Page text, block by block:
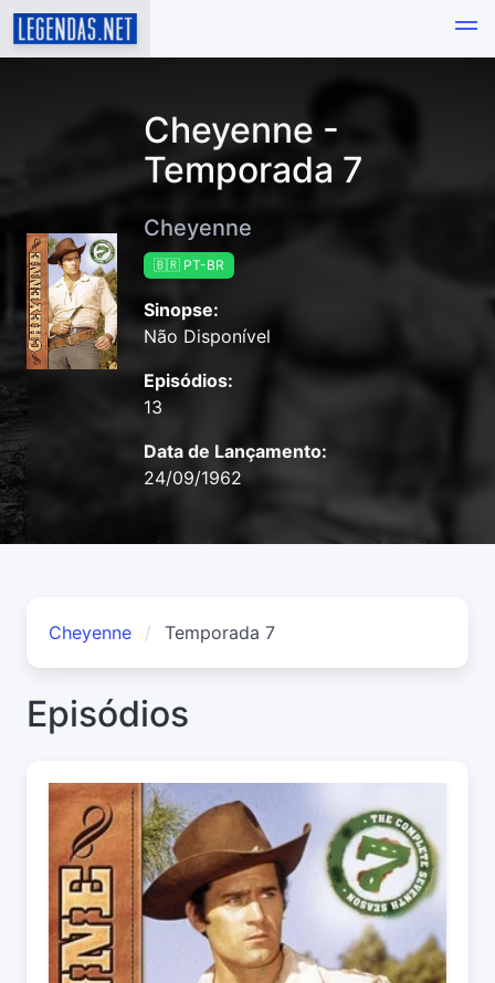
Cheyenne -
Temporada 7
Cheyenne
🇧🇷 PT-BR
Sinopse:
Não Disponível
Episódios:
13
Data de Lançamento:
24/09/1962
Cheyenne Temporada 7
Episódios